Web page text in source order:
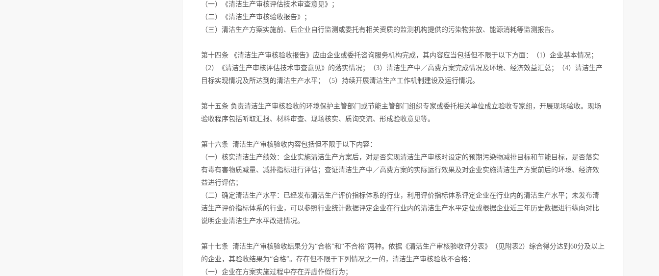
（一）《清洁生产审核评估技术审查意见》；
（二）《清洁生产审核验收报告》；
（三）清洁生产方案实施前、后企业自行监测或委托有相关资质的监测机构提供的污染物排放、能源消耗等监测报告。
第十四条 《清洁生产审核验收报告》应由企业或委托咨询服务机构完成，其内容应当包括但不限于以下方面：（1）企业基本情况；
（2）《清洁生产审核评估技术审查意见》的落实情况；（3）清洁生产中／高费方案完成情况及环境、经济效益汇总；（4）清洁生产
目标实现情况及所达到的清洁生产水平；（5）持续开展清洁生产工作机制建设及运行情况。
第十五条 负责清洁生产审核验收的环境保护主管部门或节能主管部门组织专家或委托相关单位成立验收专家组，开展现场验收。现场
验收程序包括听取汇报、材料审查、现场核实、质询交流、形成验收意见等。
第十六条 清洁生产审核验收内容包括但不限于以下内容：
（一）核实清洁生产绩效：企业实施清洁生产方案后，对是否实现清洁生产审核时设定的预期污染物减排目标和节能目标，是否落实
有毒有害物质减量、减排指标进行评估；查证清洁生产中／高费方案的实际运行效果及对企业实施清洁生产方案前后的环境、经济效
益进行评估；
（二）确定清洁生产水平：已经发布清洁生产评价指标体系的行业，利用评价指标体系评定企业在行业内的清洁生产水平；未发布清
洁生产评价指标体系的行业，可以参照行业统计数据评定企业在行业内的清洁生产水平定位或根据企业近三年历史数据进行纵向对比
说明企业清洁生产水平改进情况。
第十七条 清洁生产审核验收结果分为“合格”和“不合格”两种。依据《清洁生产审核验收评分表》（见附表2）综合得分达到60分及以上
的企业，其验收结果为“合格”。存在但不限于下列情况之一的，清洁生产审核验收不合格：
（一）企业在方案实施过程中存在弄虚作假行为；